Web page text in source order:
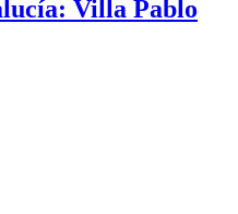
Villa Pablo